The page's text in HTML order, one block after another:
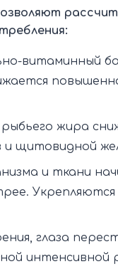
витаминный
жира
и щитовидной
и ткани
глаза
интенсивной